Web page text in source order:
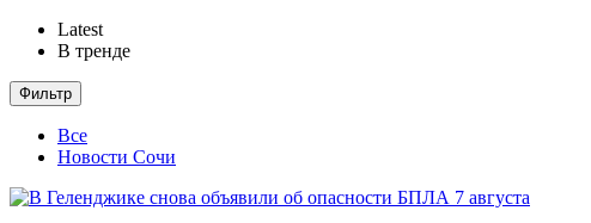
Latest
В тренде
Фильтр
Все
Новости Сочи